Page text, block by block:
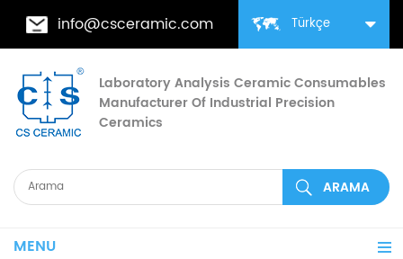
Türkçe
info@csceramic.com
Laboratory Analysis Ceramic Consumables
Manufacturer Of Industrial Precision
Ceramics
MENU